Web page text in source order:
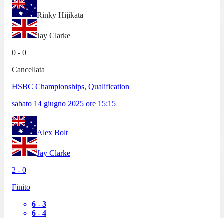
Rinky Hijikata
Jay Clarke
0 - 0
Cancellata
HSBC Championships, Qualification
sabato 14 giugno 2025 ore 15:15
Alex Bolt
Jay Clarke
2 - 0
Finito
6 - 3
6 - 4